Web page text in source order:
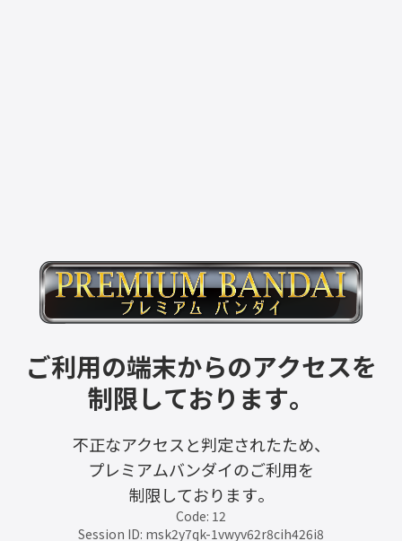
ご利用の端末からのアクセスを
制限しております。
不正なアクセスと判定されたため、
プレミアムバンダイのご利用を
制限しております。
Code: 12
Session ID: msk2y7qk-1vwyv62r8cih426i8